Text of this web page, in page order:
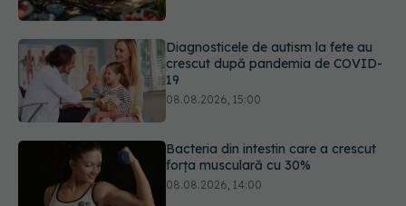
Bacteria din intestin care a crescut
forța musculară cu 30%
08.08.2026, 14:00
Trucul genial cu ceai negru pentru
păr. Tot mai multe femei îl adoră
URMĂREȘTE-NE ȘI PE: